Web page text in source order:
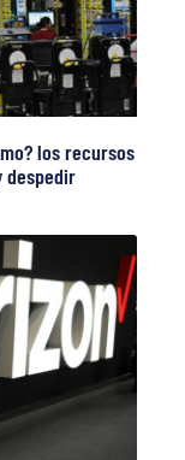
los recursos
despedir